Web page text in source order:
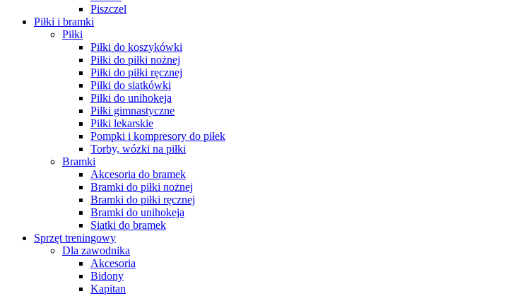
Piszczel
Piłki i bramki
Piłki
Piłki do koszykówki
Piłki do piłki nożnej
Piłki do piłki ręcznej
Piłki do siatkówki
Piłki do unihokeja
Piłki gimnastyczne
Piłki lekarskie
Pompki i kompresory do piłek
Torby, wózki na piłki
Bramki
Akcesoria do bramek
Bramki do piłki nożnej
Bramki do piłki ręcznej
Bramki do unihokeja
Siatki do bramek
Sprzęt treningowy
Dla zawodnika
Akcesoria
Bidony
Kapitan